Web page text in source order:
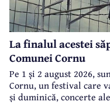
La finalul acestei
Comunei Cornu
Pe 1 și 2 august 2026,
Cornu, un festival care
și duminică, concerte